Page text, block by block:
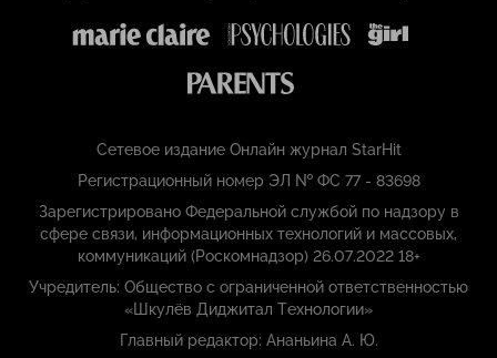
Сетевое издание Онлайн журнал StarHit
Регистрационный номер ЭЛ № ФС 77 - 83698
Зарегистрировано Федеральной службой по надзору в
сфере связи, информационных технологий и массовых,
коммуникаций (Роскомнадзор) 26.07.2022 18+
Учредитель: Общество с ограниченной ответственностью
«Шкулёв Диджитал Технологии»
Главный редактор: Ананьина А. Ю.